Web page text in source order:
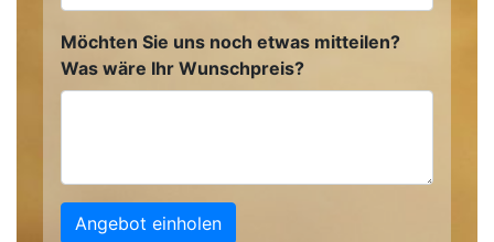
Möchten Sie uns noch etwas mitteilen?
Was wäre Ihr Wunschpreis?
Angebot einholen